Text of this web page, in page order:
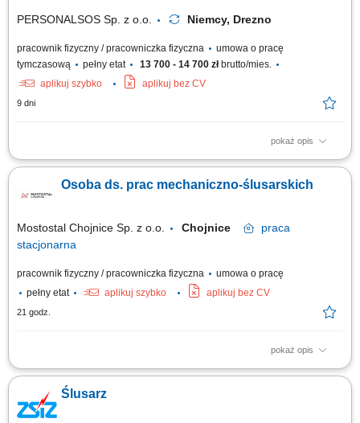
PERSONALSOS Sp. z o.o. Niemcy, Drezno
pracownik fizyczny / pracowniczka fizyczna
umowa o pracę
tymczasową
pełny etat 13 700 - 14 700 złbrutto/mies.
aplikuj szybko
aplikuj bez CV
9 dni
pokaż opis
Opis stanowiska: Wstępne oczyszczanie oraz szykowanie detali ze stali
metali przy użyciu standardowej szlifierki kątowej; Aplikowanie warstw
osłonowych i zabezpieczających na gotowe komponenty; Załadunek i
Osoba ds. prac mechaniczno-ślusarskich
Mostostal Chojnice Sp. z o.o. Chojnice
praca
stacjonarna
pracownik fizyczny / pracowniczka fizyczna
umowa o pracę
pełny etat
aplikuj szybko aplikuj bez CV
21 godz.
pokaż opis
Zakres obowiązków: naprawa uszkodzonych elementów maszyn,
parametrów technicznych, nadzór nad prawidłową pracą urządzeń i
utrzymaniem ciągłości produkcji, uruchamianie maszyn oraz prowadzenie
Ślusarz